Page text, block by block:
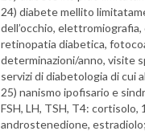
24) diabete mellito
dell’occhio,
retinopatia diabetica,
determinazioni/anno, visite
servizi di diabetologia di cui
25) nanismo ipofisario e
FSH, LH, TSH, T4:
androstenedione,